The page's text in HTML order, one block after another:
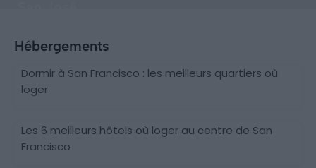
Hébergements
Dormir à San Francisco : les meilleurs quartiers où
loger
Les 6 meilleurs hôtels où loger au centre de San
Francisco